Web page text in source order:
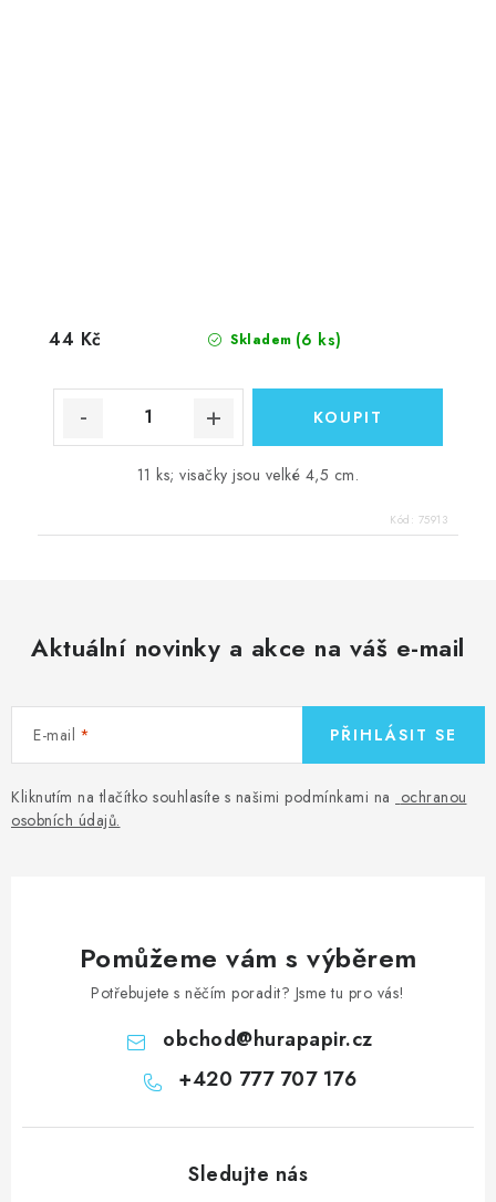
Skladem (6 ks)
44 Kč
11 ks; visačky jsou velké 4,5 cm.
Kód: 75913
Aktuální novinky a akce na váš e-mail
E-mail
Kliknutím na tlačítko souhlasíte s našimi podmínkami na ochranou
osobních údajů.
PŘIHLÁSIT SE
Pomůžeme vám s výběrem
Potřebujete s něčím poradit? Jsme tu pro vás!
obchod@hurapapir.cz
+420 777 707 176